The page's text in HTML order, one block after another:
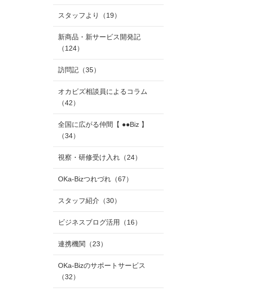
スタッフより （19）
新商品・新サービス開発記
（124）
訪問記 （35）
オカビズ相談員によるコラム
（42）
全国に広がる仲間【 ●●Biz 】
（34）
視察・研修受け入れ （24）
OKa-Bizつれづれ （67）
スタッフ紹介 （30）
ビジネスブログ活用 （16）
連携機関 （23）
OKa-Bizのサポートサービス
（32）